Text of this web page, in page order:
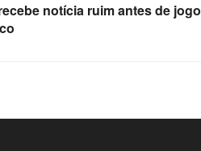
notícia ruim antes de jogo